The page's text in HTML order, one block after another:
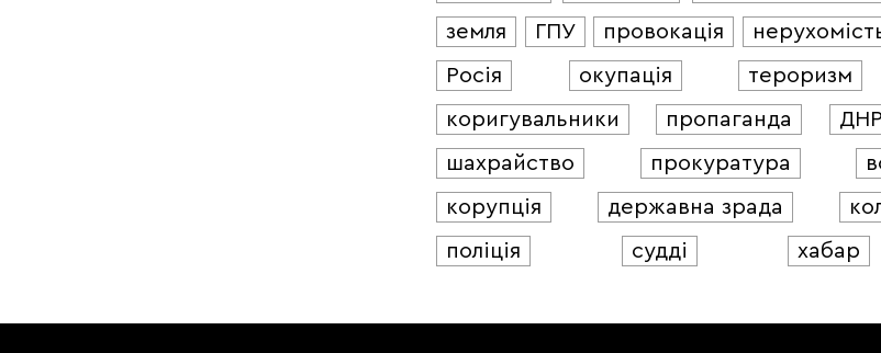
земля
ГПУ провокація
Росія
окупація тероризм
коригувальники
пропаганда ДНР
шахрайство
прокуратура
корупція
державна зрада
поліція
судді хабар